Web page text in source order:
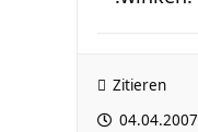
Zitieren